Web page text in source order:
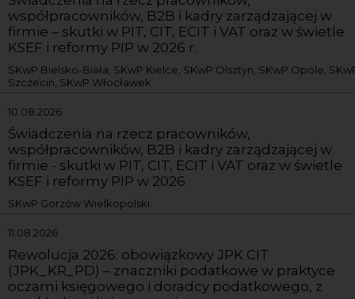
współpracowników, B2B i kadry zarządzającej w
firmie – skutki w PIT, CIT, ECIT i VAT oraz w świetle
KSEF i reformy PIP w 2026 r.
SKwP Bielsko-Biała, SKwP Kielce, SKwP Olsztyn, SKwP Opole,
Szczecin, SKwP Włocławek
10.08.2026
Świadczenia na rzecz pracowników,
współpracowników, B2B i kadry zarządzającej w
firmie - skutki w PIT, CIT, ECIT i VAT oraz w świetle
KSEF i reformy PIP w 2026
SKwP Gorzów Wielkopolski
11.08.2026
Rewolucja 2026: obowiązkowy JPK CIT
(JPK_KR_PD) – znaczniki podatkowe w praktyce
oczami księgowego i doradcy podatkowego, z